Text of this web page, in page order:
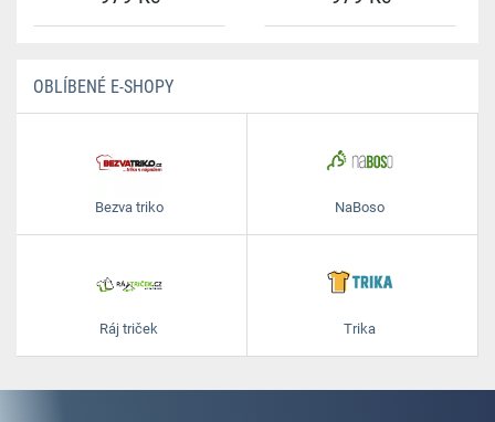
OBLÍBENÉ E-SHOPY
Bezva triko NaBoso
Ráj triček Trika